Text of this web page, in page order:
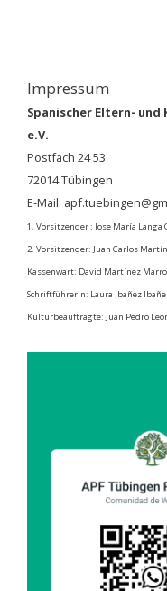
Impressum
Spanischer Eltern-
e.V.
Postfach 24 53
72014 Tübingen
E-Mail:
1. Vorsitzender : Jose María Langa
2. Vorsitzender: Juan Carlos
Kassenwart: David Martínez
Schriftführerin: Laura Ibañez
Kulturbeauftragte: Juan Pedro